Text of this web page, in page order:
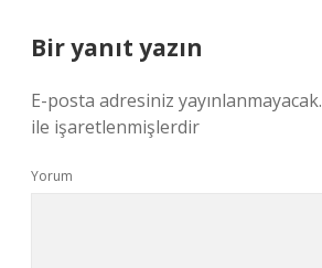
Bir yanıt yazın
E-posta adresiniz yayınlanmayacak.
ile işaretlenmişlerdir
Yorum